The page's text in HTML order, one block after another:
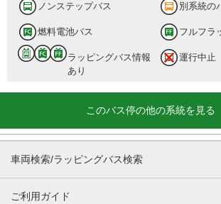
ノンステップバス 別系統の
燃料電池バス フルフラ
ラッピングバス情報
あり
運行中止
このバス停の他の系統を見る
車両検索/ラッピングバス検索
ご利用ガイド